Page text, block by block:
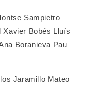
Sampietro
Xavier Bobés Lluís
Boranieva Pau
Jaramillo Mateo